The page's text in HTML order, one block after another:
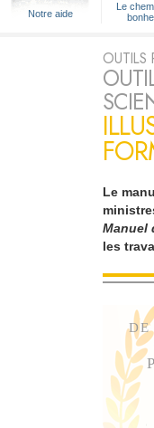
Notre aide
Le
OUTILS
Le
Manuel
les
DE